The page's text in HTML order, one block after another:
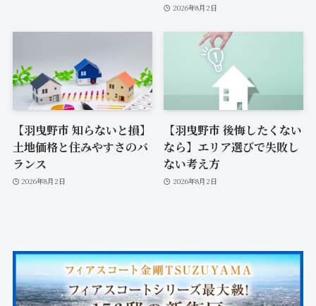
2026年8月2日
【羽曳野市 知らないと損】
土地価格と住みやすさのバ
ランス
2026年8月2日
【羽曳野市 後悔したくない
なら】エリア選びで失敗し
ない考え方
2026年8月2日